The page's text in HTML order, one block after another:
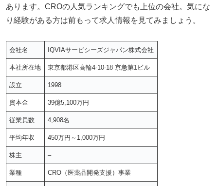
あります。CROの人気ランキングでも上位の会社。気にな
り経験がある方は前もって求人情報を見てみましょう。
会社名 IQVIAサービシーズジャパン株式会社
本社所在地 東京都港区高輪4-10-18 京急第1ビル
設立 1998
資本金 39億5,100万円
従業員数 4,908名
平均年収 450万円～1,000万円
株主 –
業種 CRO（医薬品開発支援）事業